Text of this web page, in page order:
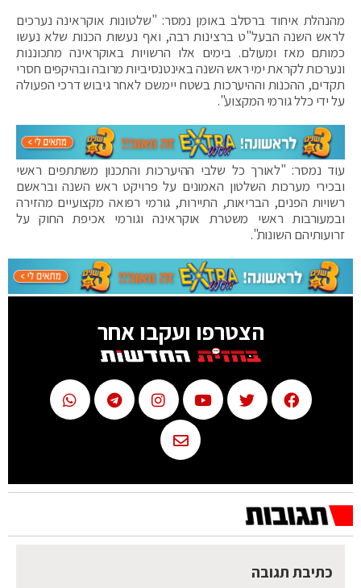
מהנהלת איחוד ברסלב באומן נמסר: "שלטונות אוקראינה נערכים
לראש השנה הבעל"ט ברצינות רבה, ואף נעשות הכנות שלא נעשו
כמותם מאז ומעולם. בימים אלו הרשויות באוקראינה מתכוננות
ונערכות לקראת ימי ראש השנה באינטנסיביות מרובה ובהיקפים חסרי
תקדים, ההכנות וההיערכות בשטח יימשכו לאחר גיבוש דרכי הפעולה
על ידי כלל גורמי המקצוע".
עוד נמסר: "לאורך כל שלבי ההיערכות והתכנון משתתפים ראשי
ובכירי מערכות השלטון האמונים על פרויקט ראש השנה ובראשם
רשויות הפנים, הבריאות, התיירות, גורמי רפואה מקצועיים מהזירה
ובמעורבות ראשי משטרת אוקראינה וגורמי אכיפת החוק על
זרועותיהם השונות".
הצטרפו ועקבו אחר
כתיבת תגובה